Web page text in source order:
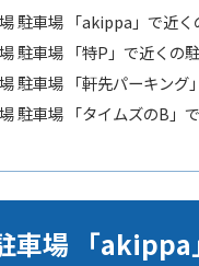
駐車場 「akippa」で近く
駐車場 「特P」で近くの
駐車場 「軒先パーキング
駐車場 「タイムズのB」
車場 「